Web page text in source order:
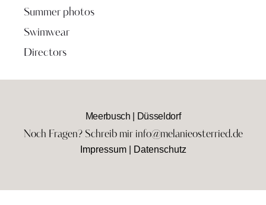
Summer photos
Swimwear
Directors
Meerbusch | Düsseldorf
Noch Fragen? Schreib mir info@melanieosterried.de
Impressum| Datenschutz